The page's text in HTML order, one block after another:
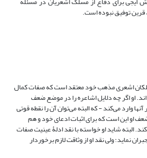
توفیق نبوده است.
اشعری مذهب خود معتقد است که صفات کمال
او اگر چه دلایل اشاعره را در موضع ضعف
وارد می‌کند - که البته می‌توان آن را نقطه قوتی
او این است که برای اثبات ادعای خود و هم
البته شاید او خواسته با نقد ادلۀ عینیت صفات
نماید؛ ولی نقد او از وثاقت لازم برخوردار